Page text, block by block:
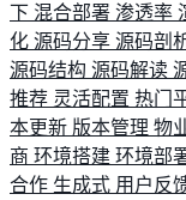
下 混合部署 渗透率
化 源码分享 源码剖
源码结构 源码解读
推荐 灵活配置 热门
本更新 版本管理 物
商 环境搭建 环境部
合作 生成式 用户反